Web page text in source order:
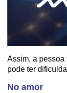
Assim, a pessoa
pode ter
No amor